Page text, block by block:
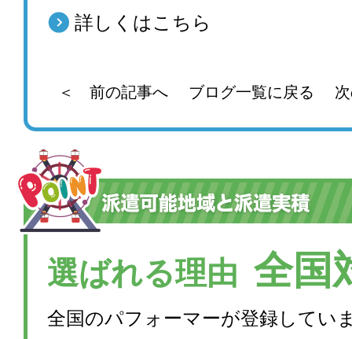
詳しくはこちら
＜ 前の記事へ ブログ一覧に戻る
選ばれる理由 全国
全国のパフォーマーが登録してい